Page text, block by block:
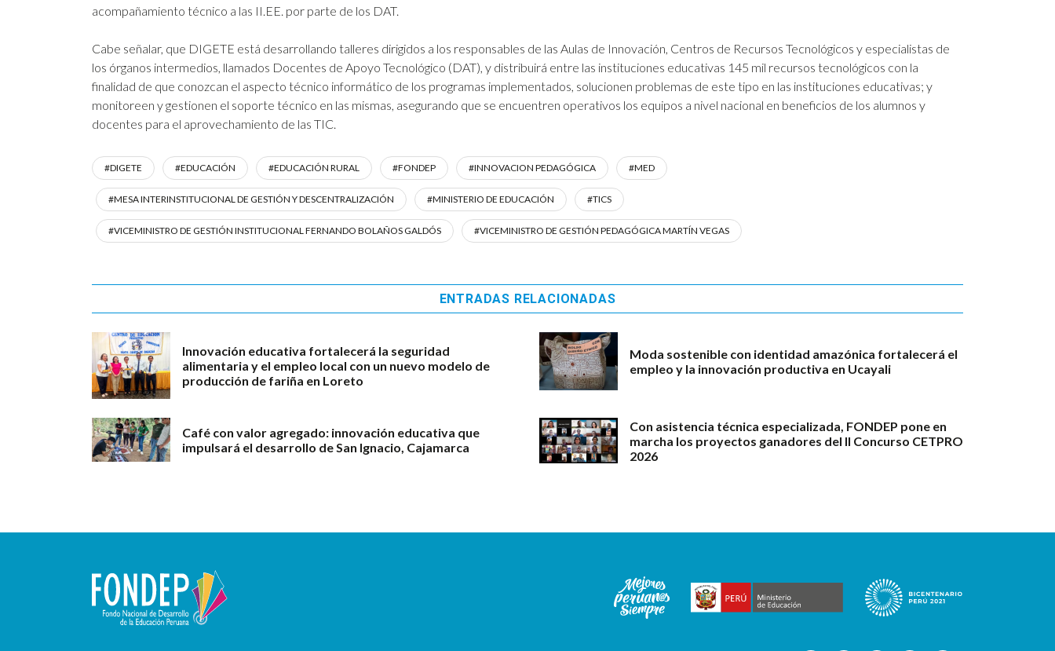
acompañamiento técnico a las II.EE. por parte de los DAT.
Cabe señalar, que DIGETE está desarrollando talleres dirigidos a los responsables de las Aulas de Innovación, Centros de Recursos Tecnológicos y especialistas de
los órganos intermedios, llamados Docentes de Apoyo Tecnológico (DAT), y distribuirá entre las instituciones educativas 145 mil recursos tecnológicos con la
finalidad de que conozcan el aspecto técnico informático de los programas implementados, solucionen problemas de este tipo en las instituciones educativas; y
monitoreen y gestionen el soporte técnico en las mismas, asegurando que se encuentren operativos los equipos a nivel nacional en beneficios de los alumnos y
docentes para el aprovechamiento de las TIC.
#DIGETE #EDUCACIÓN #EDUCACIÓN RURAL #FONDEP #INNOVACION PEDAGÓGICA #MED
#MESA INTERINSTITUCIONAL DE GESTIÓN Y DESCENTRALIZACIÓN #MINISTERIO DE EDUCACIÓN #TICS
#VICEMINISTRO DE GESTIÓN INSTITUCIONAL FERNANDO BOLAÑOS GALDÓS #VICEMINISTRO DE GESTIÓN PEDAGÓGICA MARTÍN VEGAS
ENTRADAS RELACIONADAS
Innovación educativa fortalecerá la seguridad
alimentaria y el empleo local con un nuevo modelo de
producción de fariña en Loreto
Moda sostenible con identidad amazónica fortalecerá el
empleo y la innovación productiva en Ucayali
Café con valor agregado: innovación educativa que
impulsará el desarrollo de San Ignacio, Cajamarca
Con asistencia técnica especializada, FONDEP pone en
marcha los proyectos ganadores del II Concurso CETPRO
2026